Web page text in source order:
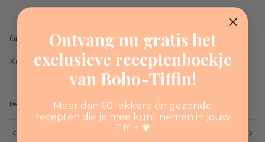
Groetjes,
Kelly
Delen
Ontvang nu gratis het
exclusieve receptenboekje
van Boho-Tiffin!
Meer dan 60 lekkere én gezonde
recepten die je mee kunt nemen in jouw
Tiffin 💗